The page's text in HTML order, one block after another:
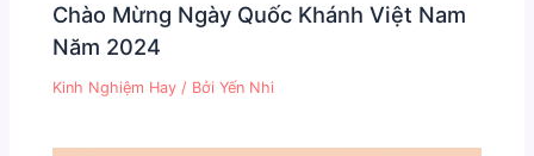
Chào Mừng Ngày Quốc Khánh Việt Nam
Năm 2024
Kinh Nghiệm Hay / BởiYến Nhi